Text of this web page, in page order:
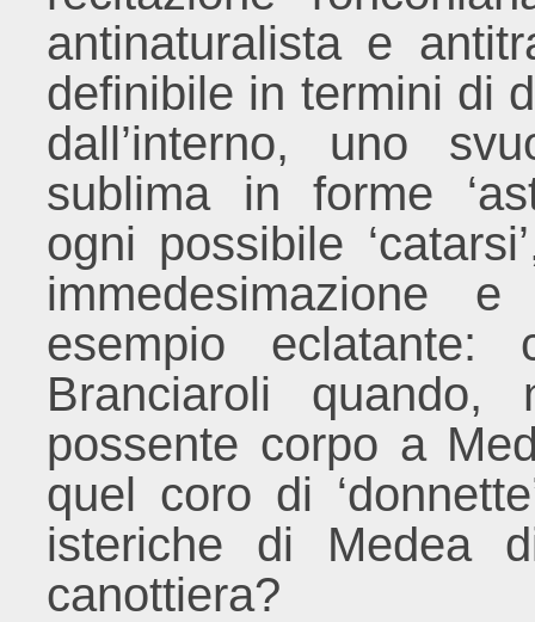
antinaturalista e
definibile in termini di
dall’interno, uno
sublima in forme
ogni possibile
immedesimazione
esempio eclatante:
Branciaroli
possente corpo a
quel coro di
isteriche di Medea
canottiera?